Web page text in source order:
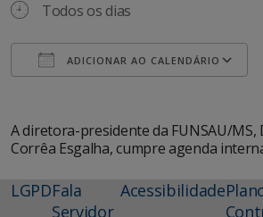
Todos os dias
ADICIONAR AO CALENDÁRIO
A diretora-presidente da FUNSAU/MS,
Corrêa Esgalha, cumpre agenda
LGPDFala
Servidor
Acessibilidade